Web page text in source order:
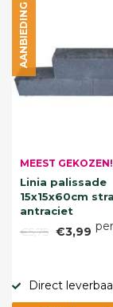
MEEST GEKOZEN!
Linia palissade
15x15x60cm
antraciet
€5,75 €3,99
AANBIEDING
Direct